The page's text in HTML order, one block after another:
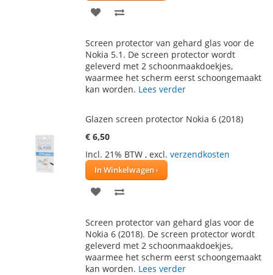
VOEG
AAN
VERLANGLIJST
TE
VERGELIJKEN
Screen protector van gehard glas voor de
Nokia 5.1. De screen protector wordt
geleverd met 2 schoonmaakdoekjes,
waarmee het scherm eerst schoongemaakt
kan worden. Lees verder
Glazen screen protector Nokia 6 (2018)
€ 6,50
Incl. 21% BTW , excl. verzendkosten
In Winkelwagen
VOEG
AAN
VERLANGLIJST
TE
VERGELIJKEN
Screen protector van gehard glas voor de
Nokia 6 (2018). De screen protector wordt
geleverd met 2 schoonmaakdoekjes,
waarmee het scherm eerst schoongemaakt
kan worden. Lees verder